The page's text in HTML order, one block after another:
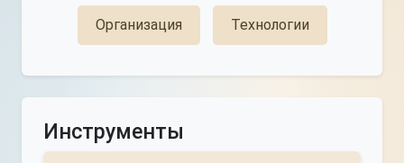
Организация Технологии
Инструменты